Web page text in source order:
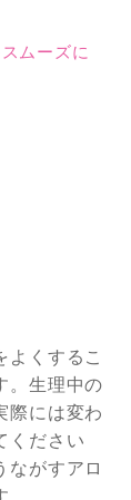
ムーズに
よくするこ
。生理中の
際には変わ
ください
ながすアロ